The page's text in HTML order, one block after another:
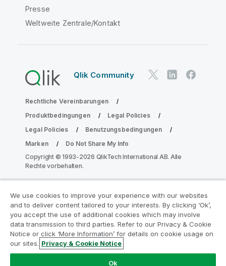
Presse
Weltweite Zentrale/Kontakt
Qlik Community
Rechtliche Vereinbarungen
Produktbedingungen
Legal Policies
Legal Policies
Benutzungsbedingungen
Marken
Do Not Share My Info
Copyright © 1993-2026 QlikTech International AB. Alle
Rechte vorbehalten.
Nehmen Sie am Analyse-
Modernisierungsprogramm teil
Modernisieren Sie mit dem Analyse-
Modernisierungsprogramm, ohne Ihre wertvollen
QlikView-Apps zu gefährden.
We use cookies to improve your experience with our websites
and to deliver content tailored to your interests. By clicking ‘Ok’,
you accept the use of additional cookies which may involve
data transmission to third parties. Refer to our Privacy & Cookie
Notice or click ‘More Information’ for details on cookie usage on
our sites. Privacy & Cookie Notice
Ok